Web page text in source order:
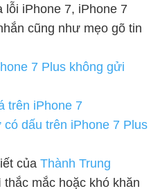
lỗi iPhone 7, iPhone 7
cũng như mẹo gõ tin
7 Plus không gửi
trên iPhone 7
dấu trên iPhone 7 Plus
của Thành Trung
mắc hoặc khó khăn